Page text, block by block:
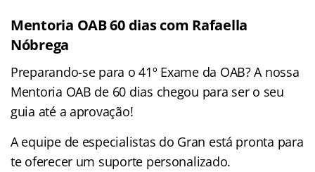
Mentoria OAB 60 dias com Rafaella
Nóbrega
Preparando-se para o 41º Exame da OAB? A nossa
Mentoria OAB de 60 dias chegou para ser o seu
guia até a aprovação!
A equipe de especialistas do Gran está pronta para
te oferecer um suporte personalizado.